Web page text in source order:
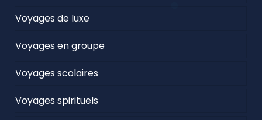
Voyages de luxe
Voyages en groupe
Voyages scolaires
Voyages spirituels